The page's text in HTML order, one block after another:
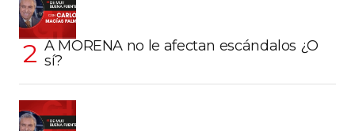
A MORENA no le afectan escándalos ¿O
sí?